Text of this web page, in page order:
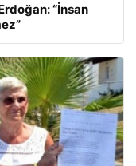
“İnsan